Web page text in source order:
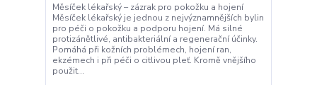
Měsíček lékařský – zázrak pro pokožku a hojení
Měsíček lékařský je jednou z nejvýznamnějších bylin
pro péči o pokožku a podporu hojení. Má silné
protizánětlivé, antibakteriální a regenerační účinky.
Pomáhá při kožních problémech, hojení ran,
ekzémech i při péči o citlivou pleť. Kromě vnějšího
použit...